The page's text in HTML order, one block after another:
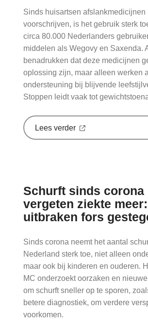
Sinds huisartsen afslankmedicijnen
voorschrijven, is het gebruik sterk
circa 80.000 Nederlanders
middelen als Wegovy en Saxenda.
benadrukken dat deze medicijnen
oplossing zijn, maar alleen werken
ondersteuning bij blijvende
Stoppen leidt vaak tot
Lees verder over
gebruik
toe'
op
Nationale
zorggids
Schurft sinds corona
vergeten ziekte
uitbraken fors
Sinds corona neemt het aantal
Nederland sterk toe, niet alleen
maar ook bij kinderen en ouderen.
MC onderzoekt oorzaken en
om schurft sneller op te sporen,
betere diagnostiek, om verdere
voorkomen.